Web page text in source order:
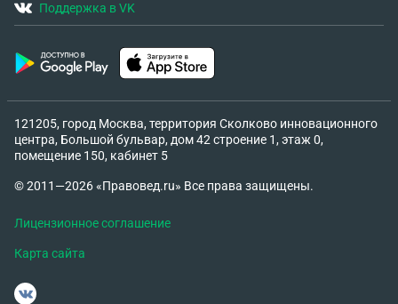
Поддержка в VK
121205, город Москва, территория Сколково инновационного
центра, Большой бульвар, дом 42 строение 1, этаж 0,
помещение 150, кабинет 5
© 2011—2026 «Правовед.ru» Все права защищены.
Лицензионное соглашение
Карта сайта